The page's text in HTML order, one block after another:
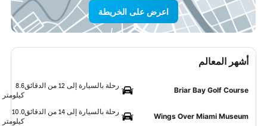
اعرض على الخريطة
أشهر المعالم
Briar Bay Golf Course
رحلة بالسيارة إلى 12 من الدقائق
8.6
كيلومتر
Wings Over Miami Museum
رحلة بالسيارة إلى 14 من الدقائق
10.0
كيلومتر